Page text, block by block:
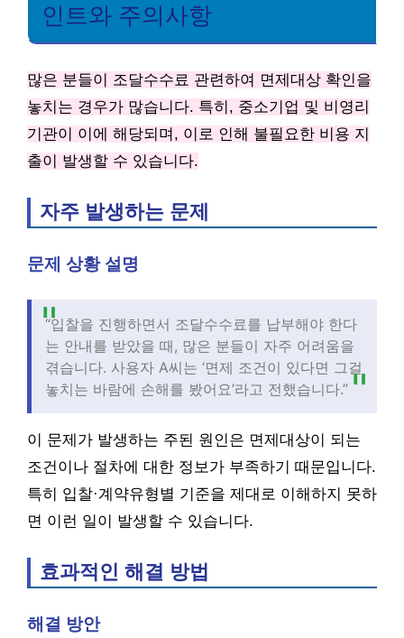
인트와 주의사항
많은 분들이 조달수수료 관련하여 면제대상 확인을
놓치는 경우가 많습니다. 특히, 중소기업 및 비영리
기관이 이에 해당되며, 이로 인해 불필요한 비용 지
출이 발생할 수 있습니다.
자주 발생하는 문제
문제 상황 설명
“입찰을 진행하면서 조달수수료를 납부해야 한다
는 안내를 받았을 때, 많은 분들이 자주 어려움을
겪습니다. 사용자 A씨는 ‘면제 조건이 있다면 그걸
놓치는 바람에 손해를 봤어요’라고 전했습니다.”
이 문제가 발생하는 주된 원인은 면제대상이 되는
조건이나 절차에 대한 정보가 부족하기 때문입니다.
특히 입찰·계약유형별 기준을 제대로 이해하지 못하
면 이런 일이 발생할 수 있습니다.
효과적인 해결 방법
해결 방안